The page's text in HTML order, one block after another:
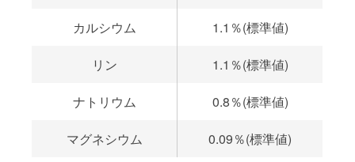
カルシウム 1.1％(標準値)
リン 1.1％(標準値)
ナトリウム 0.8％(標準値)
マグネシウム 0.09％(標準値)